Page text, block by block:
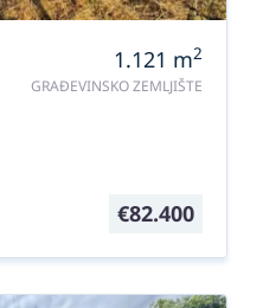
1.121 m2
GRAĐEVINSKO ZEMLJIŠTE
€82.400